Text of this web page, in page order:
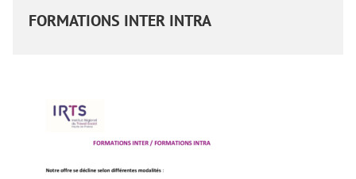
FORMATIONS INTER INTRA